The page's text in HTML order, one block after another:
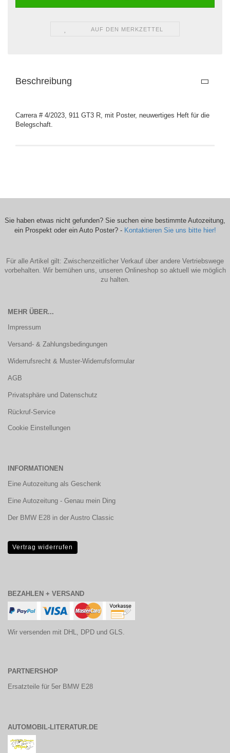
AUF DEN MERKZETTEL
Beschreibung
Carrera # 4/2023, 911 GT3 R, mit Poster, neuwertiges Heft für die
Belegschaft.
Sie haben etwas nicht gefunden? Sie suchen eine bestimmte Autozeitung,
ein Prospekt oder ein Auto Poster? - Kontaktieren Sie uns bitte hier!
Für alle Artikel gilt: Zwischenzeitlicher Verkauf über andere Vertriebswege
vorbehalten. Wir bemühen uns, unseren Onlineshop so aktuell wie möglich
zu halten.
MEHR ÜBER...
Impressum
Versand- & Zahlungsbedingungen
Widerrufsrecht & Muster-Widerrufsformular
AGB
Privatsphäre und Datenschutz
Rückruf-Service
Cookie Einstellungen
INFORMATIONEN
Eine Autozeitung als Geschenk
Eine Autozeitung - Genau mein Ding
Der BMW E28 in der Austro Classic
Vertrag widerrufen
BEZAHLEN + VERSAND
Wir versenden mit DHL, DPD und GLS.
PARTNERSHOP
Ersatzteile für 5er BMW E28
AUTOMOBIL-LITERATUR.DE